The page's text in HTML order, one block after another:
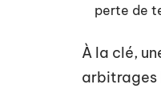
perte de
À la clé,
arbitrages